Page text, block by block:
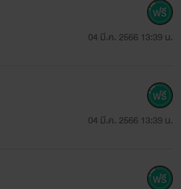
04 มี.ค. 2566 13:39 น.
04 มี.ค. 2566 13:39 น.